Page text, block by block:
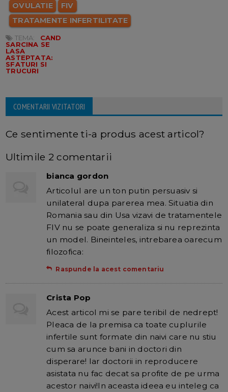
OVULATIE
FIV
TRATAMENTE INFERTILITATE
TEMA:
CAND
SARCINA SE
LASA
ASTEPTATA:
SFATURI SI
TRUCURI
COMENTARII VIZITATORI
Ce sentimente ti-a produs acest articol?
Ultimile 2 comentarii
bianca gordon
Articolul are un ton putin persuasiv si
unilateral dupa parerea mea. Situatia din
Romania sau din Usa vizavi de tratamentele
FIV nu se poate generaliza si nu reprezinta
un model. Bineinteles, intrebarea oarecum
filozofica:
Raspunde la acest comentariu
Crista Pop
Acest articol mi se pare teribil de nedrept!
Pleaca de la premisa ca toate cuplurile
infertile sunt formate din naivi care nu stiu
cum sa arunce bani in doctori din
disperare! Iar doctorii in reproducere
asistata nu fac decat sa profite de pe urma
acestor naivi!In aceasta ideea eu inteleg ca